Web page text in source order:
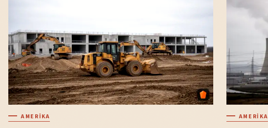
AMERIKA AMERIKA